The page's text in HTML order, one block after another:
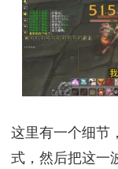
这里有一个细节
式，然后把这一